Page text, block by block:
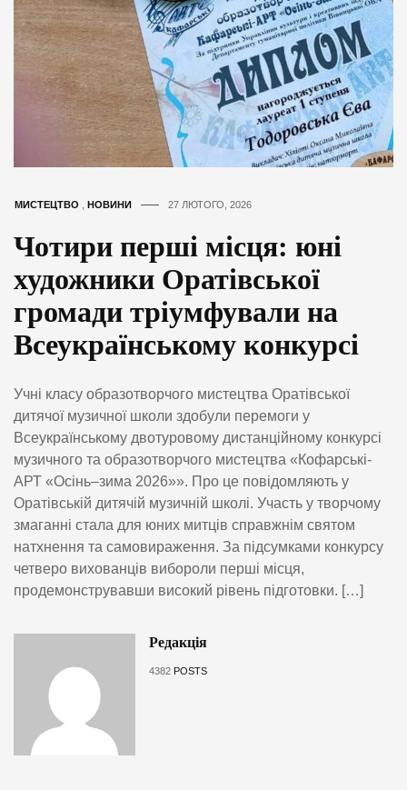
МИСТЕЦТВО НОВИНИ 27 ЛЮТОГО, 2026
Чотири перші місця: юні
художники Оратівської
громади тріумфували на
Всеукраїнському конкурсі
Учні класу образотворчого мистецтва Оратівської
дитячої музичної школи здобули перемоги у
Всеукраїнському двотуровому дистанційному конкурсі
музичного та образотворчого мистецтва «Кофарські-
АРТ «Осінь–зима 2026»». Про це повідомляють у
Оратівській дитячій музичній школі. Участь у творчому
змаганні стала для юних митців справжнім святом
натхнення та самовираження. За підсумками конкурсу
четверо вихованців вибороли перші місця,
продемонструвавши високий рівень підготовки. […]
Редакція
4382 POSTS